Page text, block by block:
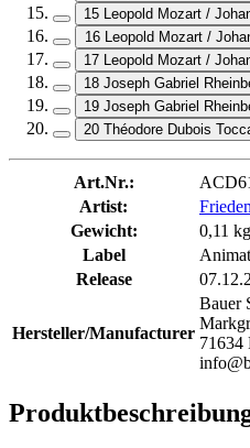
15 Leopold Mozart /
16 Leopold Mozart /
17 Leopold Mozart /
18 Joseph Gabriel
19 Joseph Gabriel
20 Théodore Dubois
Art.Nr.:
Artist:
Gewicht:
0,11 kg
Label
Release
Hersteller/Manufacturer
Bauer
71634